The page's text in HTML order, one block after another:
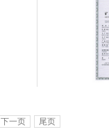
下一页 尾页